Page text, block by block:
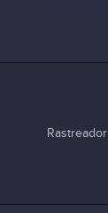
Rastreador